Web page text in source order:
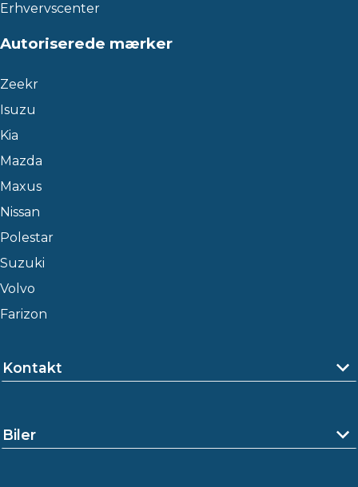
Erhvervscenter
Autoriserede mærker
Zeekr
Isuzu
Kia
Mazda
Maxus
Nissan
Polestar
Suzuki
Volvo
Farizon
Kontakt
Biler